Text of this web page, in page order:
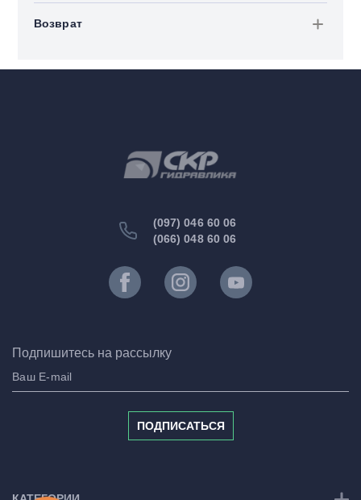
Возврат
(097) 046 60 06
(066) 048 60 06
Подпишитесь на рассылку
ПОДПИСАТЬСЯ